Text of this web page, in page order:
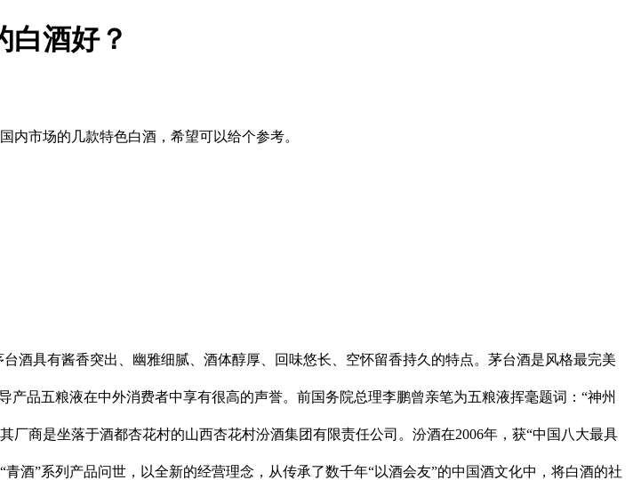
白酒好？
内市场的几款特色白酒，希望可以给个参考。
具有酱香突出、幽雅细腻、酒体醇厚、回味悠长、空怀留香持久的特点。茅台酒是风格最完美
五粮液在中外消费者中享有很高的声誉。前国务院总理李鹏曾亲笔为五粮液挥毫题词：“神州
是坐落于酒都杏花村的山西杏花村汾酒集团有限责任公司。汾酒在2006年，获“中国八大最具
”系列产品问世，以全新的经营理念，从传承了数千年“以酒会友”的中国酒文化中，将白酒的社